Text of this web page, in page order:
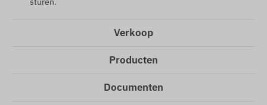
Verkoop
Producten
Documenten